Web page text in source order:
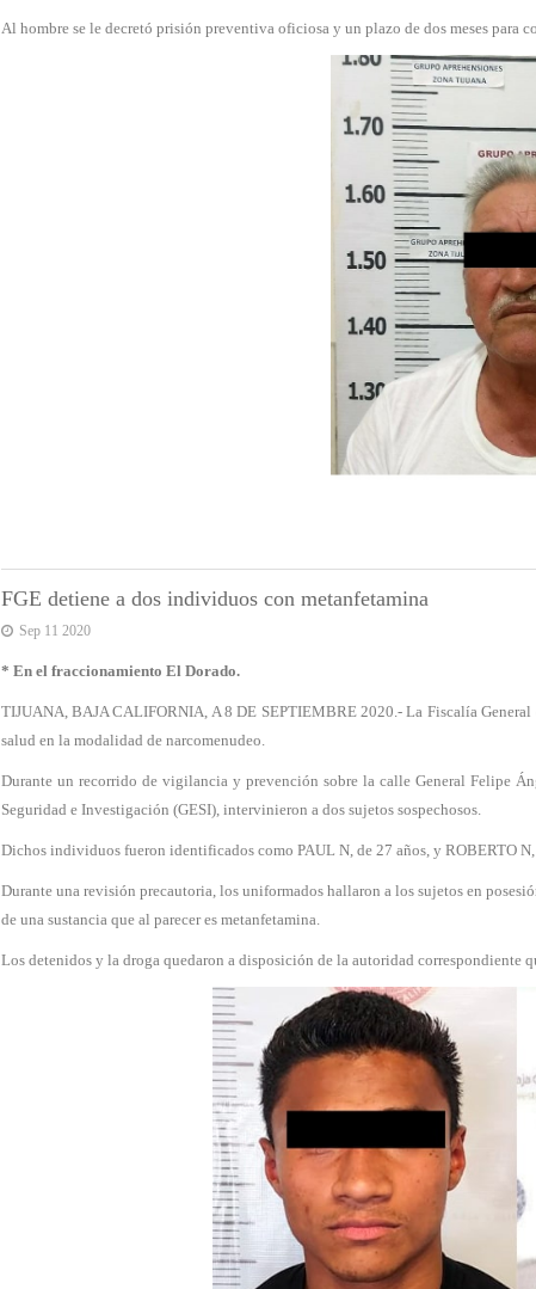
Al hombre se le decretó prisión preventiva oficiosa y un plazo de dos meses para
FGE detiene a dos individuos con metanfetamina
Sep 11 2020
* En el fraccionamiento El Dorado.
TIJUANA, BAJA CALIFORNIA, A 8 DE SEPTIEMBRE 2020.- La Fiscalía
salud en la modalidad de narcomenudeo.
Durante un recorrido de vigilancia y prevención sobre la calle General Felipe
Seguridad e Investigación (GESI), intervinieron a dos sujetos sospechosos.
Dichos individuos fueron identificados como PAUL N, de 27 años, y ROBERTO
Durante una revisión precautoria, los uniformados hallaron a los sujetos en
de una sustancia que al parecer es metanfetamina.
Los detenidos y la droga quedaron a disposición de la autoridad correspondiente